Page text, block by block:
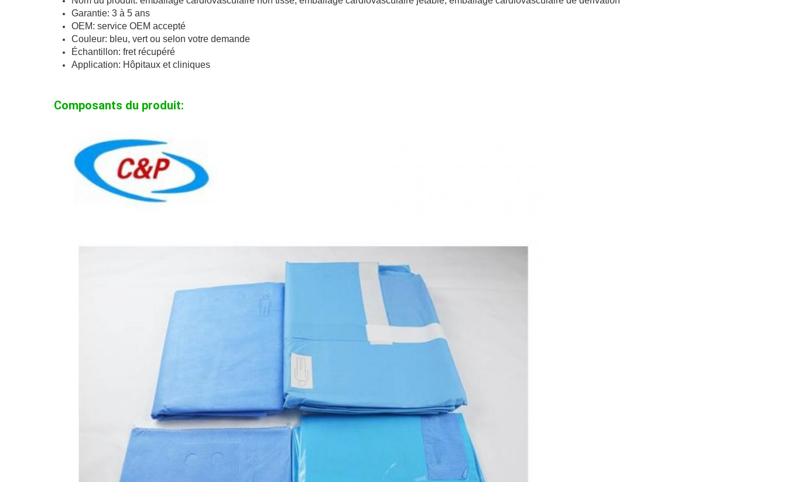
Garantie: 3 à 5 ans
OEM: service OEM accepté
Couleur: bleu, vert ou selon votre demande
Échantillon: fret récupéré
Application: Hôpitaux et cliniques
Composants du produit: